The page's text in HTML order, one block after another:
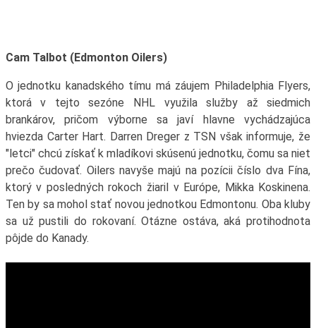
Cam Talbot (Edmonton Oilers)
O jednotku kanadského tímu má záujem Philadelphia Flyers,
ktorá v tejto sezóne NHL využila služby až siedmich
brankárov, pričom výborne sa javí hlavne vychádzajúca
hviezda Carter Hart. Darren Dreger z TSN však informuje, že
"letci" chcú získať k mladíkovi skúsenú jednotku, čomu sa niet
prečo čudovať. Oilers navyše majú na pozícii číslo dva Fína,
ktorý v posledných rokoch žiaril v Európe, Mikka Koskinena.
Ten by sa mohol stať novou jednotkou Edmontonu. Oba kluby
sa už pustili do rokovaní. Otázne ostáva, aká protihodnota
pôjde do Kanady.